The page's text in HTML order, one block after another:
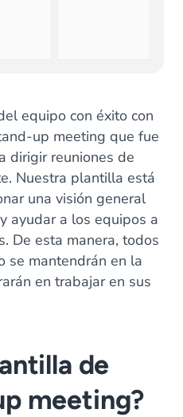
equipo con éxito con
up meeting que fue
dirigir reuniones de
Nuestra plantilla está
una visión general
ayudar a los equipos a
De esta manera, todos
se mantendrán en la
en trabajar en sus
de
meeting?